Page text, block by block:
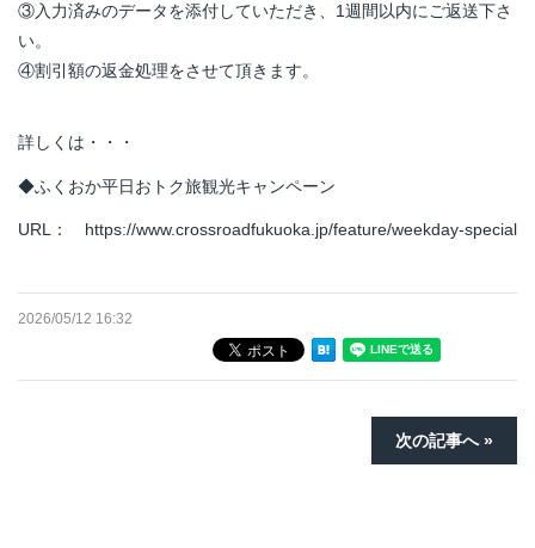
③入力済みのデータを添付していただき、 1週間以内にご返送下さ
い。
④割引額の返金処理をさせて頂きます。
詳しくは・・・
◆ふくおか平日おトク旅観光キャンペーン
URL ： https://www.crossroadfukuoka.jp/feature/weekday-special
2026/05/12 16:32
次の記事へ »